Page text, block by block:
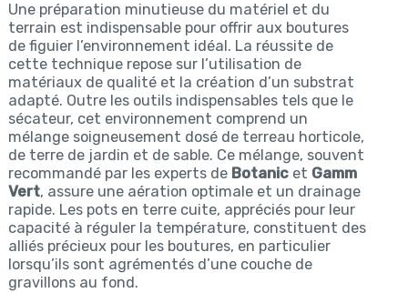
Une préparation minutieuse du matériel et du
terrain est indispensable pour offrir aux boutures
de figuier l’environnement idéal. La réussite de
cette technique repose sur l’utilisation de
matériaux de qualité et la création d’un substrat
adapté. Outre les outils indispensables tels que le
sécateur, cet environnement comprend un
mélange soigneusement dosé de terreau horticole,
de terre de jardin et de sable. Ce mélange, souvent
recommandé par les experts de Botanicet Gamm
Vert, assure une aération optimale et un drainage
rapide. Les pots en terre cuite, appréciés pour leur
capacité à réguler la température, constituent des
alliés précieux pour les boutures, en particulier
lorsqu’ils sont agrémentés d’une couche de
gravillons au fond.